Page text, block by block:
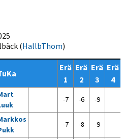
(HallbThom)
Erä
1
Erä
2
Erä
3
Erä
4
-7 -6 -9
-7 -8 -9